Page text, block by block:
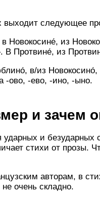
выходит следующее
Новокосине́, из
В Протвине́, из
в/из
-ово, -ево, -ино, -ыно.
и зачем
и безударных
стихи от прозы.
авторам, в
очень складно.